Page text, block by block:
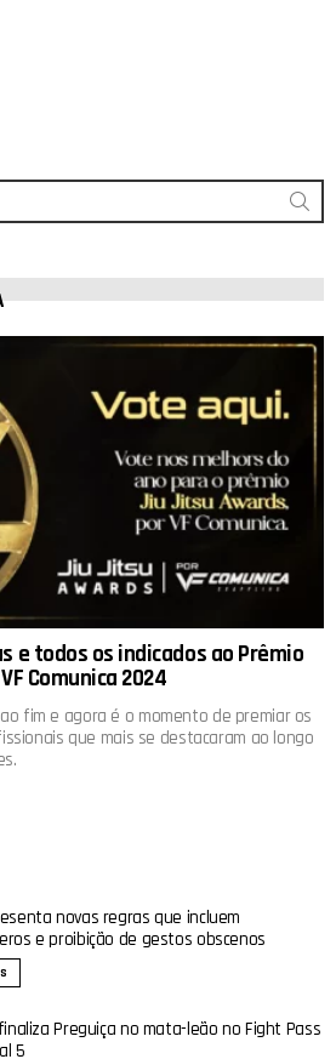
e todos os indicados ao Prêmio
Comunica 2024
fim e agora é o momento de premiar os
que mais se destacaram ao longo
novas regras que incluem
e proibição de gestos obscenos
Preguiça no mata-leão no Fight Pass
5